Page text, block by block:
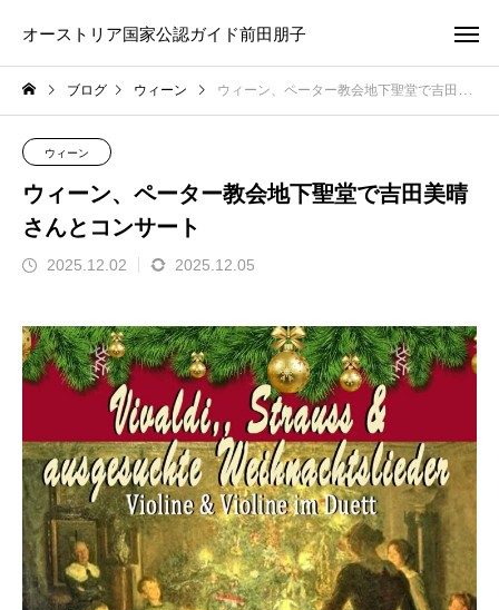
オーストリア国家公認ガイド前田朋子
ブログ ウィーン ウィーン、ペーター教会地下聖堂で吉田美晴さんとコンサート
ウィーン
ウィーン、ペーター教会地下聖堂で吉田美晴
さんとコンサート
2025.12.02 2025.12.05